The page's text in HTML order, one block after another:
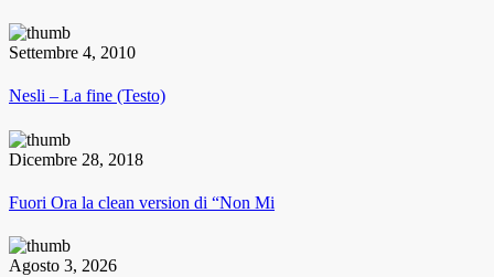
Settembre 4, 2010
Nesli – La fine (Testo)
Dicembre 28, 2018
Fuori Ora la clean version di “Non Mi
Agosto 3, 2026